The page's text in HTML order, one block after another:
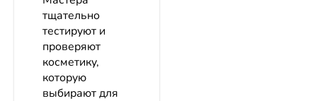
тщательно
тестируют и
проверяют
косметику,
которую
выбирают для